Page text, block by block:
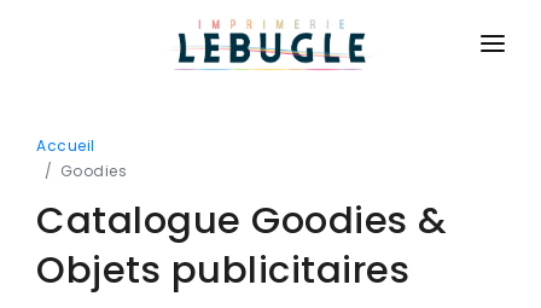
NOS PRODUITS
BASIQUE
Cartes de visite
Cartes de correspondance
CONTACT
CONNEXION
Accueil
Goodies
Catalogue Goodies &
Objets publicitaires